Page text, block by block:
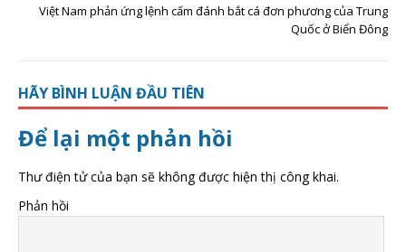
Việt Nam phản ứng lệnh cấm đánh bắt cá đơn phương của Trung
Quốc ở Biển Đông
HÃY BÌNH LUẬN ĐẦU TIÊN
Để lại một phản hồi
Thư điện tử của bạn sẽ không được hiện thị công khai.
Phản hồi